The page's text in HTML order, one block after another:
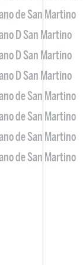
de San Martino
D San Martino
D San Martino
D San Martino
de San Martino
de San Martino
de San Martino
de San Martino